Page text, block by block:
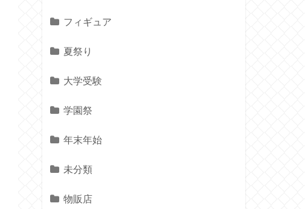
フィギュア
夏祭り
大学受験
学園祭
年末年始
未分類
物販店